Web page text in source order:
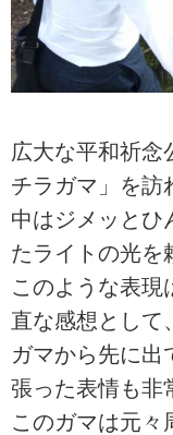
広大な平和祈念
チラガマ」を訪
中はジメッとひ
たライトの光を
このような表現
直な感想として
ガマから先に出
張った表情も非
このガマは元々